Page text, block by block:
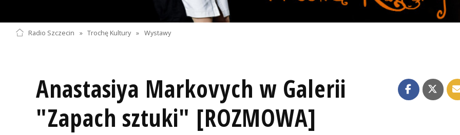
Radio Szczecin » Trochę Kultury » Wystawy
Anastasiya Markovych w Galerii
"Zapach sztuki" [ROZMOWA]